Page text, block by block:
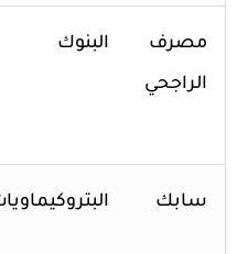
مصرف
الراجحي
البنوك
سابك البتروكيماويات